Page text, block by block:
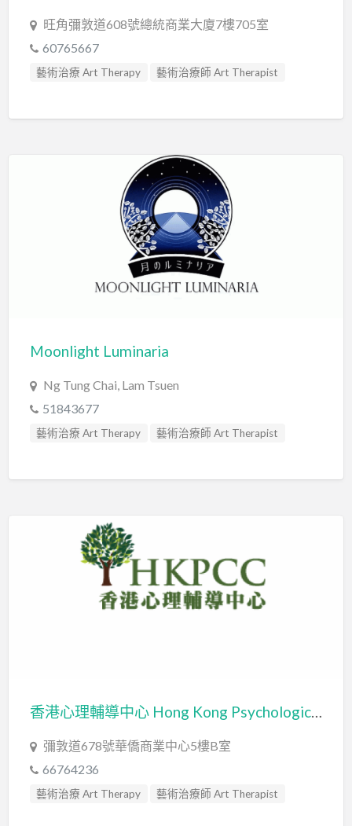
旺角彌敦道608號總統商業大廈7樓705室
60765667
藝術治療 Art Therapy 藝術治療師 Art Therapist
Moonlight Luminaria
Ng Tung Chai, Lam Tsuen
51843677
藝術治療 Art Therapy 藝術治療師 Art Therapist
香港心理輔導中心 Hong Kong Psychological Counselling Center Limited
彌敦道678號華僑商業中心5樓B室
66764236
藝術治療 Art Therapy
藝術治療師 Art Therapist